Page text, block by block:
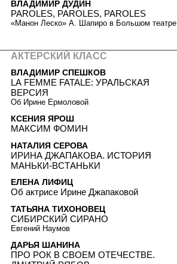
ВЛАДИМИР ДУДИН
PAROLES, PAROLES, PAROLES
«Манон Леско» А. Шапиро в Большом театре
АКТЕРСКИЙ КЛАСС
ВЛАДИМИР СПЕШКОВ
LA FEMME FATALE: УРАЛЬСКАЯ
ВЕРСИЯ
Об Ирине Ермоловой
КСЕНИЯ ЯРОШ
МАКСИМ ФОМИН
НАТАЛИЯ СЕРОВА
ИРИНА ДЖАПАКОВА. ИСТОРИЯ
МАНЬКИ-ВСТАНЬКИ
ЕЛЕНА ЛИФИЦ
Об актрисе Ирине Джапаковой
ТАТЬЯНА ТИХОНОВЕЦ
СИБИРСКИЙ СИРАНО
Евгений Наумов
ДАРЬЯ ШАНИНА
ПРО РОК В СВОЕМ ОТЕЧЕСТВЕ.